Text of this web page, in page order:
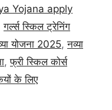
Yojana apply
गर्ल्स स्किल ट्रेनिंग
योजना 2025,नव्या
,फ्री स्किल कोर्स
के लिए